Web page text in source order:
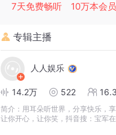
7天免费畅听
10万本会
专辑主播
人人娱乐
14.2万 522
简介： 用耳朵听世界，分享快乐，享
让你开心，让你笑，抖音搜：宝军